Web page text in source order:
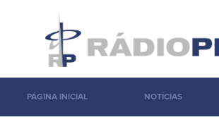
PÁGINA INICIAL NOTÍCIAS